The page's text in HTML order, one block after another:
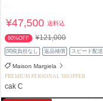
¥47,500送料込
60%OFF ¥121,000
関税負担なし 返品補償 スピード配送
Maison Margiela
PREMIUM PERSONAL SHOPPER
cak C